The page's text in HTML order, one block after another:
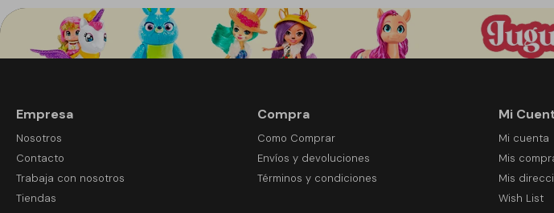
Empresa
Nosotros
Contacto
Trabaja con nosotros
Tiendas
Compra
Como Comprar
Envíos y devoluciones
Términos y condiciones
Mi
Mi cuenta
Mis
Mis
Wish List